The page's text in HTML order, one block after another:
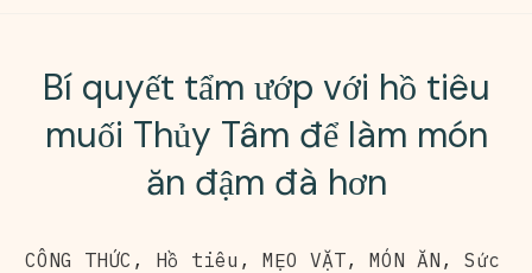
Bí quyết tẩm ướp với hồ tiêu
muối Thủy Tâm để làm món
ăn đậm đà hơn
CÔNG THỨC , Hồ tiêu , MẸO VẶT, MÓN ĂN , Sức